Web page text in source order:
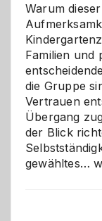
Warum
Familien und
die Gruppe
Vertrauen
Übergang
der Blick
gewähltes…